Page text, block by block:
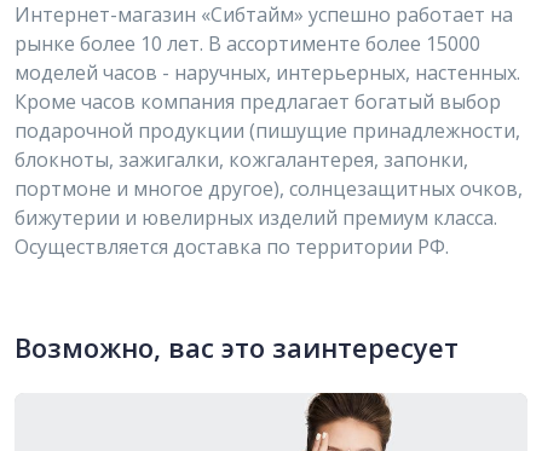
Интернет-магазин «Сибтайм» успешно работает на
рынке более 10 лет. В ассортименте более 15000
моделей часов - наручных, интерьерных, настенных.
Кроме часов компания предлагает богатый выбор
подарочной продукции (пишущие принадлежности,
блокноты, зажигалки, кожгалантерея, запонки,
портмоне и многое другое), солнцезащитных очков,
бижутерии и ювелирных изделий премиум класса.
Осуществляется доставка по территории РФ.
Возможно, вас это заинтересует